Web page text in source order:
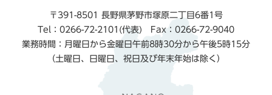
〒391-8501 長野県茅野市塚原二丁目6番1号
Tel：0266-72-2101(代表) Fax：0266-72-9040
業務時間：月曜日から金曜日午前8時30分から午後5時15分
（土曜日、日曜日、祝日及び年末年始は除く）